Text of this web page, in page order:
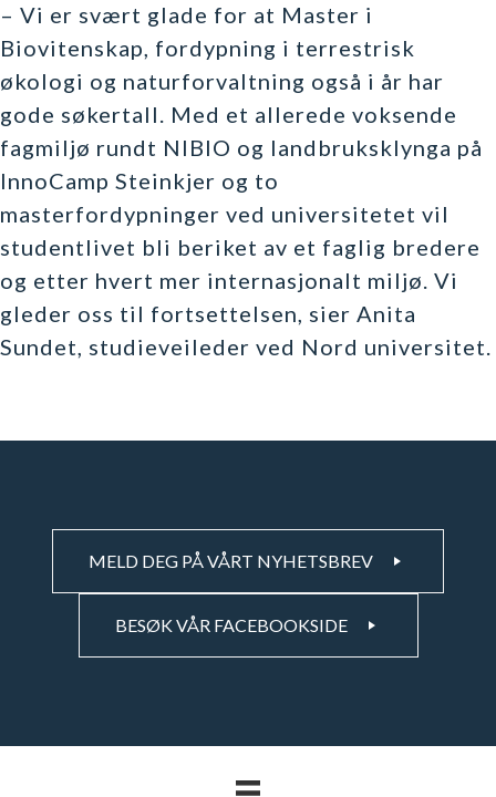
– Vi er svært glade for at Master i
Biovitenskap, fordypning i terrestrisk
økologi og naturforvaltning også i år har
gode søkertall. Med et allerede voksende
fagmiljø rundt NIBIO og landbruksklynga på
InnoCamp Steinkjer og to
masterfordypninger ved universitetet vil
studentlivet bli beriket av et faglig bredere
og etter hvert mer internasjonalt miljø. Vi
gleder oss til fortsettelsen, sier Anita
Sundet, studieveileder ved Nord universitet.
MELD DEG PÅ VÅRT NYHETSBREV
BESØK VÅR FACEBOOKSIDE